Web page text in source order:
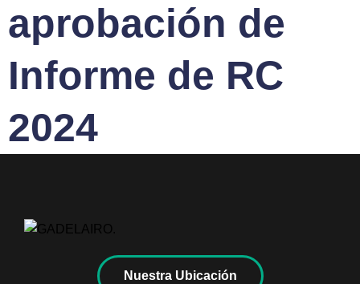
aprobación de
Informe de RC
2024
Nuestra Ubicación